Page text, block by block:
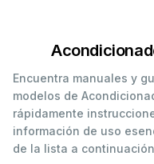
Encuentra manuales y
modelos de
rápidamente
información de uso
de la lista a